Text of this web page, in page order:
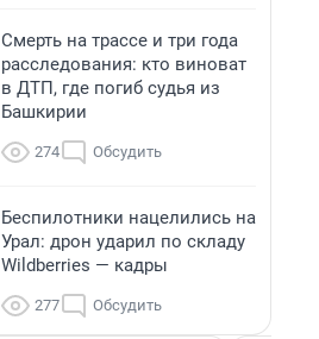
Смерть на трассе и три года
расследования: кто виноват
в ДТП, где погиб судья из
Башкирии
274 Обсудить
Беспилотники нацелились на
Урал: дрон ударил по складу
Wildberries — кадры
277 Обсудить